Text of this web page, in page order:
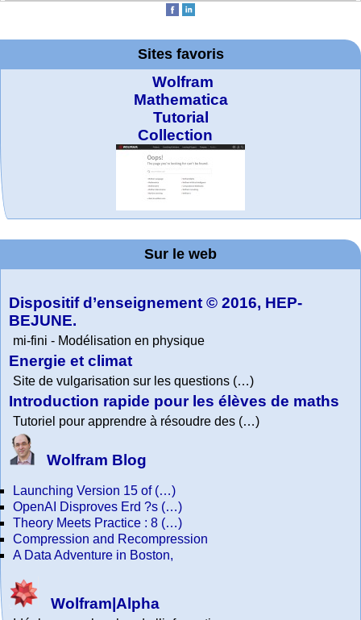
Sites favoris
Wolfram
Education Portal
Wolfram
Mathematica
Tutorial
Collection
MATHCURVE.CO
M
Arts-Scènes
Online math
practice and
lessons
WolframTones :
Generate a
Composition
Office fédéral de
la statistique
TED Talks
Wolfram
Demonstrations
Project. College
Physics
La société 2018
expliquée à mon
grand-père
Sur le web
Dispositif d’enseignement © 2016, HEP-
BEJUNE.
mi-fini - Modélisation en physique
Energie et climat
Site de vulgarisation sur les questions (…)
Introduction rapide pour les élèves de maths
Tutoriel pour apprendre à résoudre des (…)
Wolfram Blog
Launching Version 15 of (…)
OpenAI Disproves Erd ?s (…)
Theory Meets Practice : 8 (…)
Compression and Recompression
A Data Adventure in Boston,
Wolfram|Alpha